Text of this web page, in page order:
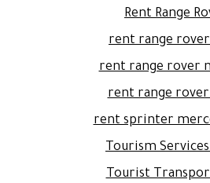
Rent Range
rent range
rent range rover
rent range
rent sprinter
Tourism
Tourist